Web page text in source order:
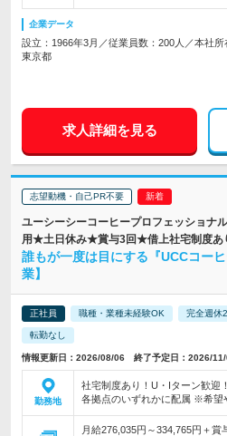
企業データ
設立：1966年3月／従業員数：200人／本社所
東京都
求人詳細を見る
志望動機・自己PR不要
ユーシーシーコーヒープロフェッショナ
用★土日休み★賞与3回★借上社宅制度あ
誰もが一度は目にする『UCCコー
業】
正社員 職種・業種未経験OK 完全週休
転勤なし
情報更新日：2026/08/06 終了予定日：2026/11/
勤務地
社宅制度あり！U・Iターン歓迎
各拠点のいずれかに配属 ※希望
月給276,035円～334,765円＋